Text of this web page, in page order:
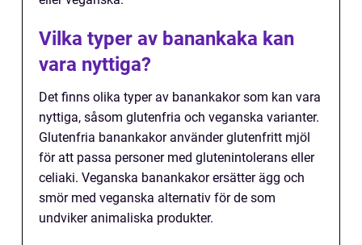
Vilka typer av banankaka kan
vara nyttiga?
Det finns olika typer av banankakor som kan vara
nyttiga, såsom glutenfria och veganska varianter.
Glutenfria banankakor använder glutenfritt mjöl
för att passa personer med glutenintolerans eller
celiaki. Veganska banankakor ersätter ägg och
smör med veganska alternativ för de som
undviker animaliska produkter.